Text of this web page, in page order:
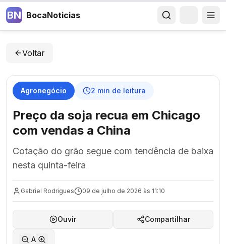
BN BocaNoticias
Voltar
Agronegócio 2 min de leitura
Preço da soja recua em Chicago
com vendas a China
Cotação do grão segue com tendência de baixa
nesta quinta-feira
Gabriel Rodrigues 09 de julho de 2026 às 11:10
Ouvir Compartilhar
A